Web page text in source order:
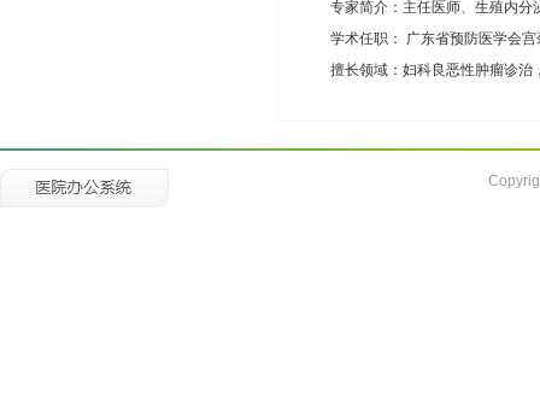
专家简介：主任医师、生殖内分
学术任职： 广东省预防医学会
擅长领域：妇科良恶性肿瘤诊治